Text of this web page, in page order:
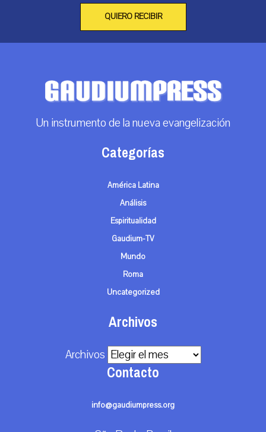
QUIERO RECIBIR
Un instrumento de la nueva evangelización
Categorías
América Latina
Análisis
Espiritualidad
Gaudium-TV
Mundo
Roma
Uncategorized
Archivos
Archivos
Contacto
info@gaudiumpress.org